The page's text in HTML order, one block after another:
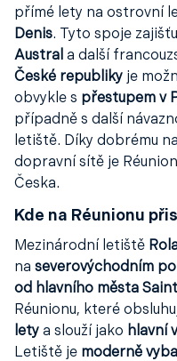
přímé lety na ostrovní
Denis. Tyto spoje
Austral a další
České republiky je
obvykle s přestupem v
případně s další
letiště. Díky dobrému
dopravní sítě je
Česka.
Kde na Réunionu
Mezinárodní letiště
na severovýchodním
od hlavního města
Réunionu, které
lety a slouží jako hlavní
Letiště je moderně